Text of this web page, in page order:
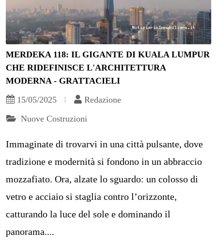
MERDEKA 118: IL GIGANTE DI KUALA LUMPUR
CHE RIDEFINISCE L'ARCHITETTURA
MODERNA - GRATTACIELI
15/05/2025
Redazione
Nuove Costruzioni
Immaginate di trovarvi in una città pulsante, dove
tradizione e modernità si fondono in un abbraccio
mozzafiato. Ora, alzate lo sguardo: un colosso di
vetro e acciaio si staglia contro l’orizzonte,
catturando la luce del sole e dominando il
panorama....